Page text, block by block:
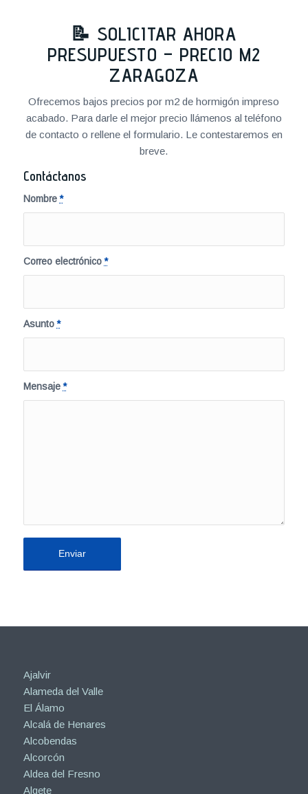
📝 SOLICITAR AHORA
PRESUPUESTO – PRECIO M2
ZARAGOZA
Ofrecemos bajos precios por m2 de hormigón impreso
acabado. Para darle el mejor precio llámenos al teléfono
de contacto o rellene el formulario. Le contestaremos en
breve.
Contáctanos
Nombre*
Correo electrónico*
Asunto*
Mensaje*
Ajalvir
Alameda del Valle
El Álamo
Alcalá de Henares
Alcobendas
Alcorcón
Aldea del Fresno
Algete